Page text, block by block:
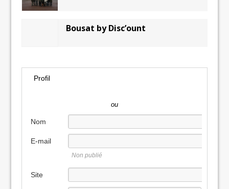
Bousat by Disc’ount
Profil
ou
Nom
E-mail
Non publié
Site